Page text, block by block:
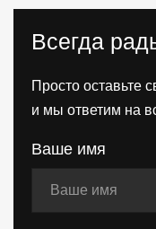
Всегда
Просто оставьте
и мы ответим на
Ваше имя